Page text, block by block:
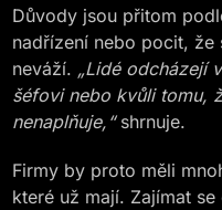
Důvody jsou přitom
nadřízení nebo pocit, že
neváží. „Lidé odcházejí
šéfovi nebo kvůli tomu,
nenaplňuje,“shrnuje.
Firmy by proto měli
které už mají. Zajímat